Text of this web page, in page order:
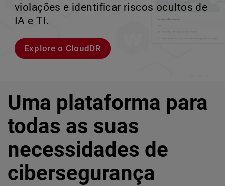
corporativos de alta velocidade.
Explorar modelos
violações e identificar riscos ocultos de
IA e TI.
Explore o CloudDR
perder o ritmo.
Conheça Rai
crescimento escalável.
Conheça o WatchGuard EDR
Uma plataforma para
todas as suas
necessidades de
cibersegurança